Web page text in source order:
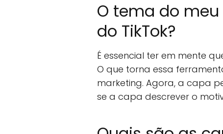
O tema do
do TikTok?
É essencial ter em mente
O que torna essa
marketing. Agora, a capa
se a capa descrever o